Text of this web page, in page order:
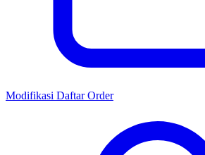
Modifikasi Daftar Order